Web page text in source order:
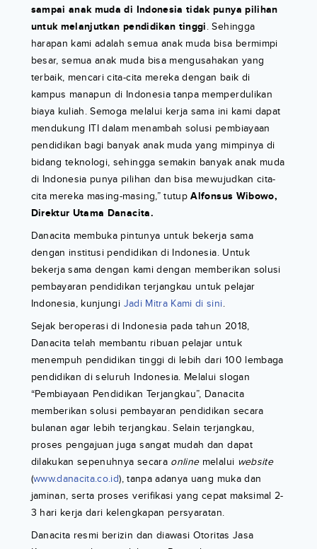
sampai anak muda di Indonesia tidak punya pilihan
untuk melanjutkan pendidikan tinggi. Sehingga
harapan kami adalah semua anak muda bisa bermimpi
besar, semua anak muda bisa mengusahakan yang
terbaik, mencari cita-cita mereka dengan baik di
kampus manapun di Indonesia tanpa memperdulikan
biaya kuliah. Semoga melalui kerja sama ini kami dapat
mendukung ITI dalam menambah solusi pembiayaan
pendidikan bagi banyak anak muda yang mimpinya di
bidang teknologi, sehingga semakin banyak anak muda
di Indonesia punya pilihan dan bisa mewujudkan cita-
cita mereka masing-masing,” tutupAlfonsus Wibowo,
Direktur Utama Danacita.
Danacita membuka pintunya untuk bekerja sama
dengan institusi pendidikan di Indonesia. Untuk
bekerja sama dengan kami dengan memberikan solusi
pembayaran pendidikan terjangkau untuk pelajar
Indonesia, kunjungi Jadi Mitra Kami di sini.
Sejak beroperasi di Indonesia pada tahun 2018,
Danacita telah membantu ribuan pelajar untuk
menempuh pendidikan tinggi di lebih dari 100 lembaga
pendidikan di seluruh Indonesia. Melalui slogan
“Pembiayaan Pendidikan Terjangkau”, Danacita
memberikan solusi pembayaran pendidikan secara
bulanan agar lebih terjangkau. Selain terjangkau,
proses pengajuan juga sangat mudah dan dapat
dilakukan sepenuhnya secara onlinemelalui website
(www.danacita.co.id), tanpa adanya uang muka dan
jaminan, serta proses verifikasi yang cepat maksimal 2-
3 hari kerja dari kelengkapan persyaratan.
Danacita resmi berizin dan diawasi Otoritas Jasa